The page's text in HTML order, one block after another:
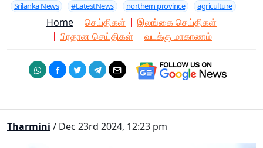
Srilanka News #LatestNews northern province agriculture
Home செய்திகள்
இலங்கை செய்திகள்
பிரதான செய்திகள்
வடக்கு மாகாணம்
Tharmini / Dec 23rd 2024, 12:23 pm